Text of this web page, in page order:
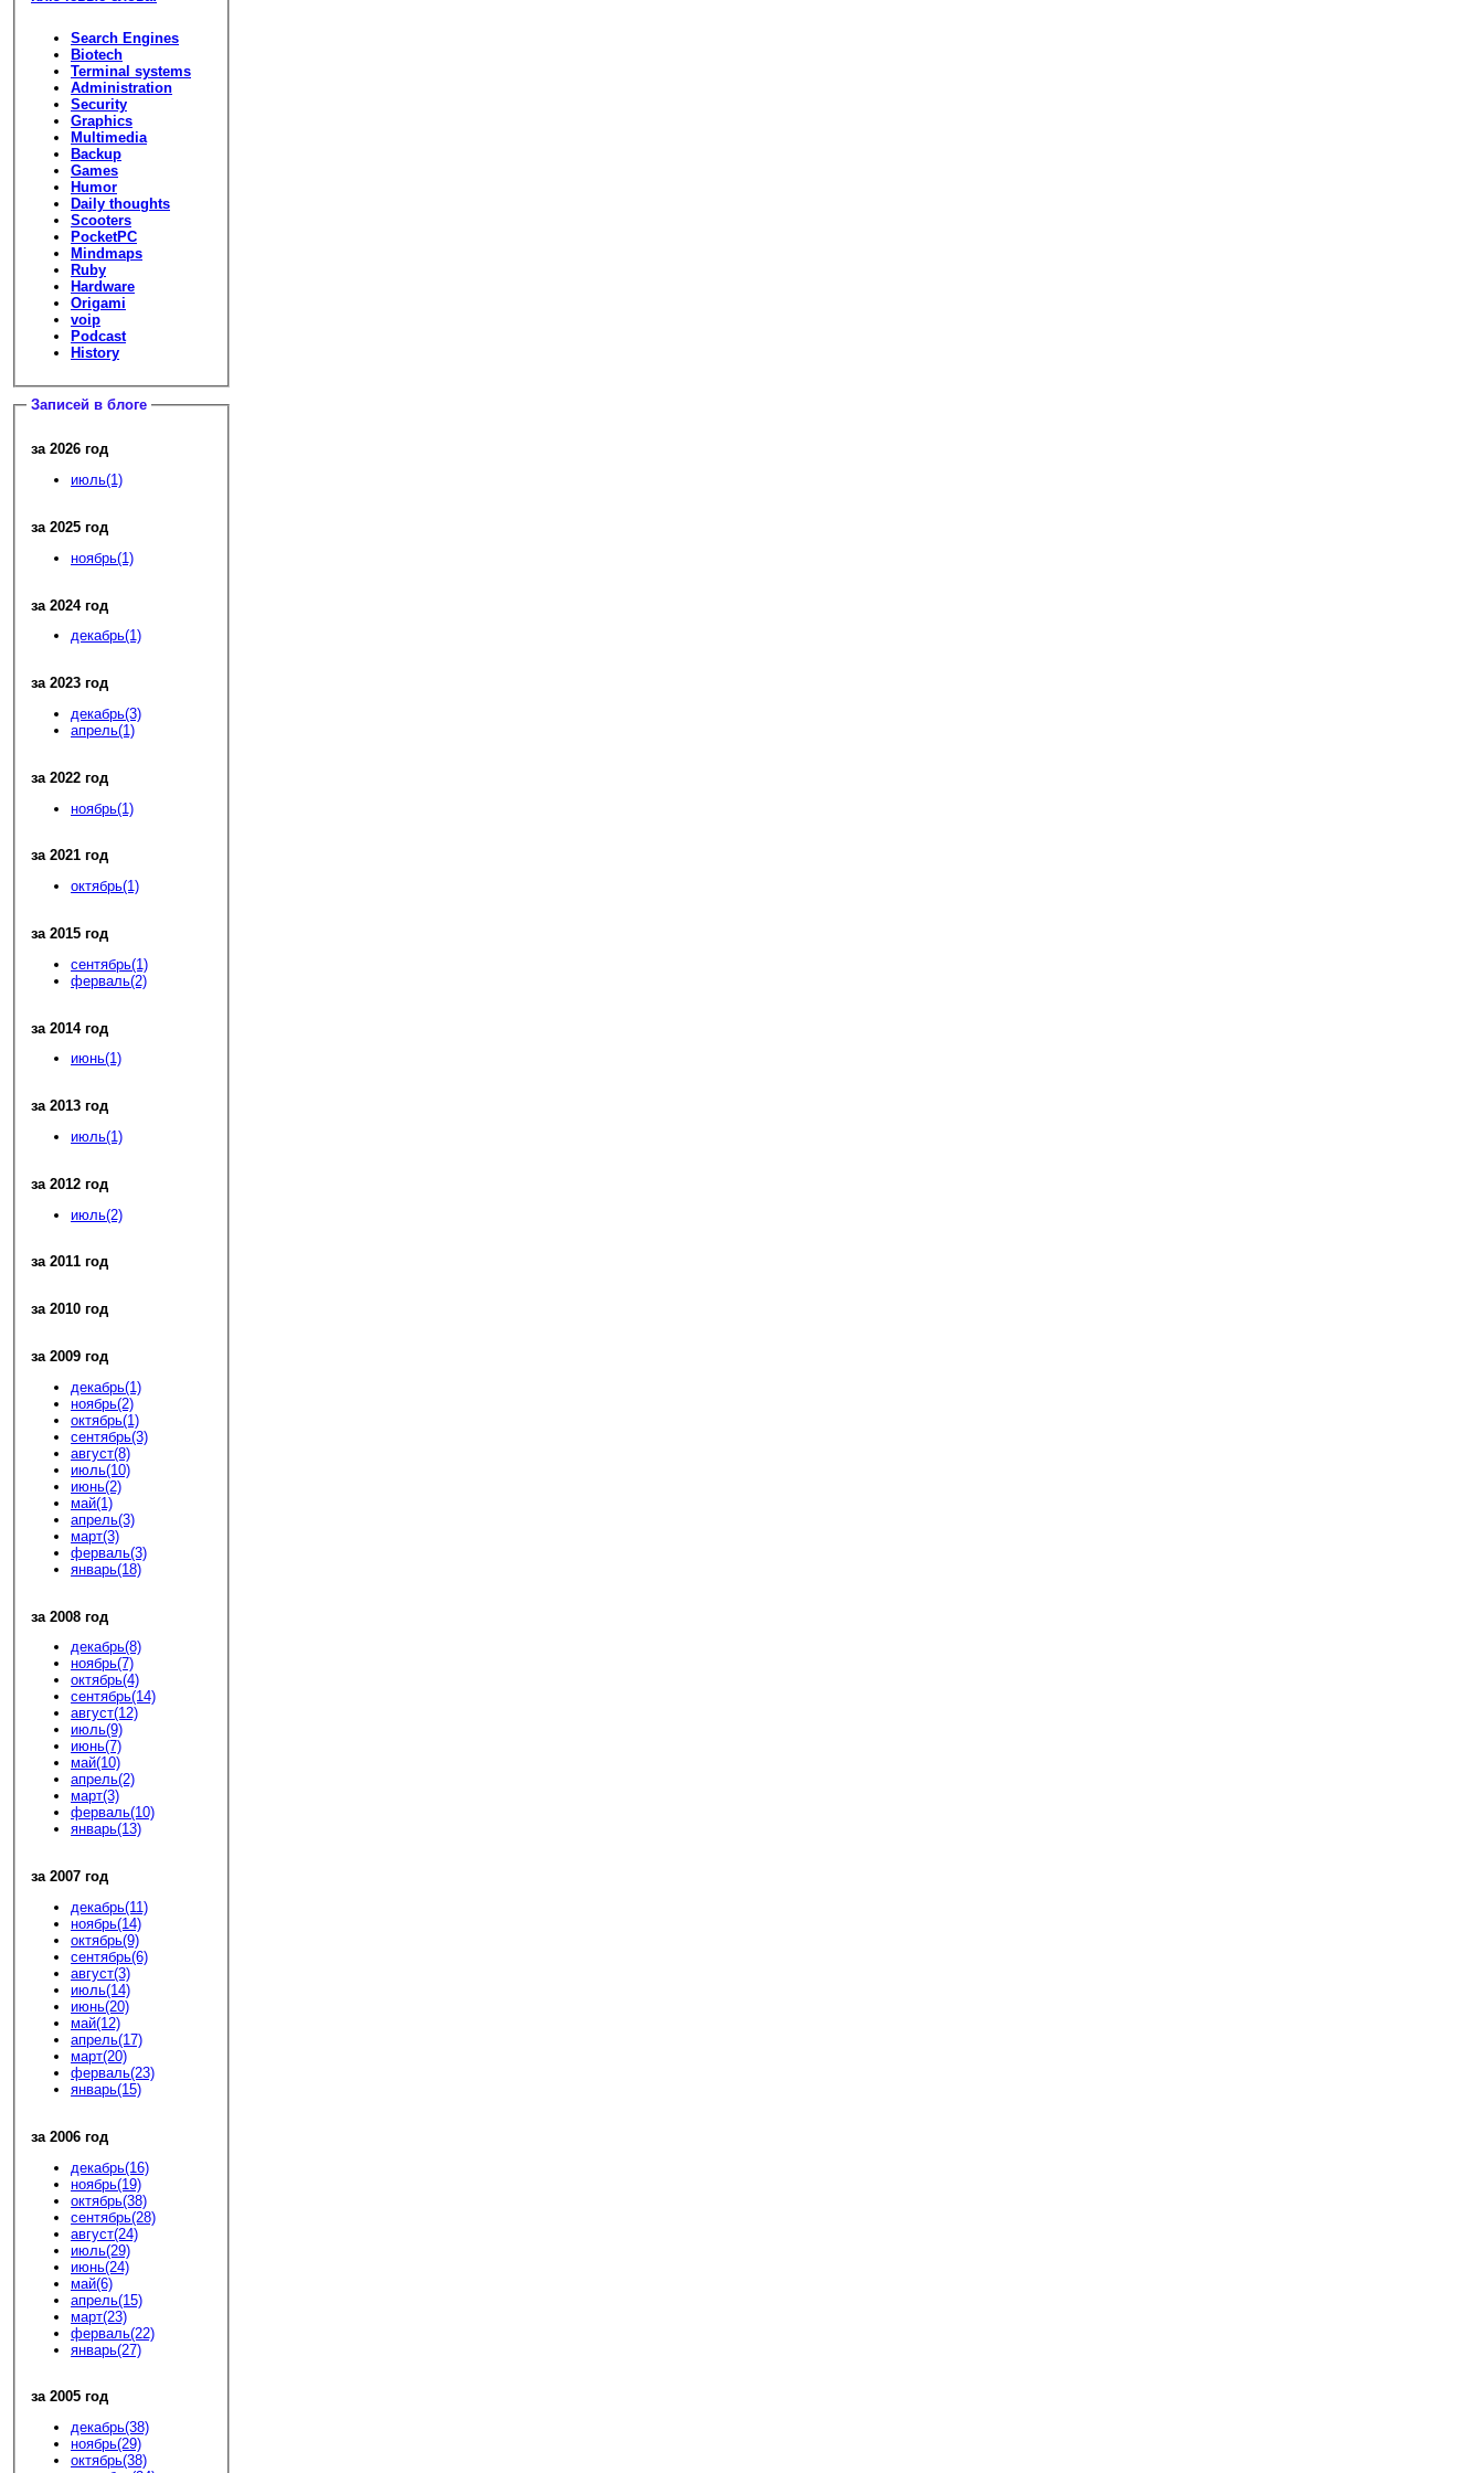
Search Engines
Biotech
Terminal systems
Administration
Security
Graphics
Multimedia
Backup
Games
Humor
Daily thoughts
Scooters
PocketPC
Mindmaps
Ruby
Hardware
Origami
voip
Podcast
History
Записей в блоге
за 2026 год
июль(1)
за 2025 год
ноябрь(1)
за 2024 год
декабрь(1)
за 2023 год
декабрь(3)
апрель(1)
за 2022 год
ноябрь(1)
за 2021 год
октябрь(1)
за 2015 год
сентябрь(1)
ферваль(2)
за 2014 год
июнь(1)
за 2013 год
июль(1)
за 2012 год
июль(2)
за 2011 год
за 2010 год
за 2009 год
декабрь(1)
ноябрь(2)
октябрь(1)
сентябрь(3)
август(8)
июль(10)
июнь(2)
май(1)
апрель(3)
март(3)
ферваль(3)
январь(18)
за 2008 год
декабрь(8)
ноябрь(7)
октябрь(4)
сентябрь(14)
август(12)
июль(9)
июнь(7)
май(10)
апрель(2)
март(3)
ферваль(10)
январь(13)
за 2007 год
декабрь(11)
ноябрь(14)
октябрь(9)
сентябрь(6)
август(3)
июль(14)
июнь(20)
май(12)
апрель(17)
март(20)
ферваль(23)
январь(15)
за 2006 год
декабрь(16)
ноябрь(19)
октябрь(38)
сентябрь(28)
август(24)
июль(29)
июнь(24)
май(6)
апрель(15)
март(23)
ферваль(22)
январь(27)
за 2005 год
декабрь(38)
ноябрь(29)
октябрь(38)